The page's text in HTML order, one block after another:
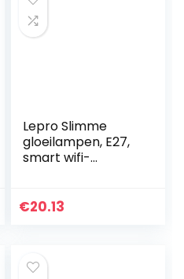
Lepro Slimme
gloeilampen, E27,
smart wifi-
meerkleurig, app-
€20.13